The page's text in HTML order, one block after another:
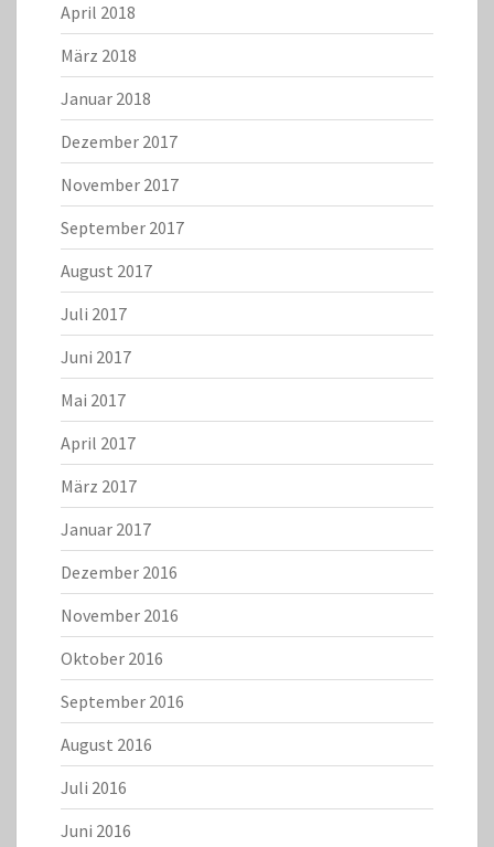
April 2018
März 2018
Januar 2018
Dezember 2017
November 2017
September 2017
August 2017
Juli 2017
Juni 2017
Mai 2017
April 2017
März 2017
Januar 2017
Dezember 2016
November 2016
Oktober 2016
September 2016
August 2016
Juli 2016
Juni 2016